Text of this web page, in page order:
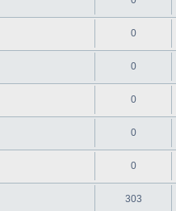
0
0
0
0
0
303